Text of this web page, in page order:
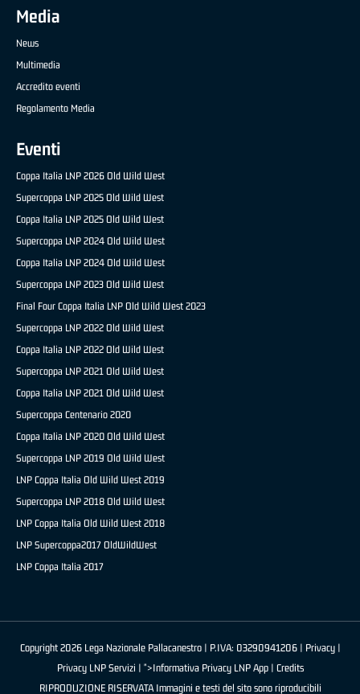
Media
News
Multimedia
Accredito eventi
Regolamento Media
Eventi
Coppa Italia LNP 2026 Old Wild West
Supercoppa LNP 2025 Old Wild West
Coppa Italia LNP 2025 Old Wild West
Supercoppa LNP 2024 Old Wild West
Coppa Italia LNP 2024 Old Wild West
Supercoppa LNP 2023 Old Wild West
Final Four Coppa Italia LNP Old Wild West 2023
Supercoppa LNP 2022 Old Wild West
Coppa Italia LNP 2022 Old Wild West
Supercoppa LNP 2021 Old Wild West
Coppa Italia LNP 2021 Old Wild West
Supercoppa Centenario 2020
Coppa Italia LNP 2020 Old Wild West
Supercoppa LNP 2019 Old Wild West
LNP Coppa Italia Old Wild West 2019
Supercoppa LNP 2018 Old Wild West
LNP Coppa Italia Old Wild West 2018
LNP Supercoppa2017 OldWildWest
LNP Coppa Italia 2017
Copyright 2026 Lega Nazionale Pallacanestro | P.IVA: 03290941206 | Privacy|
Privacy LNP Servizi | ">Informativa Privacy LNP App | Credits
RIPRODUZIONE RISERVATA Immagini e testi del sito sono riproducibili